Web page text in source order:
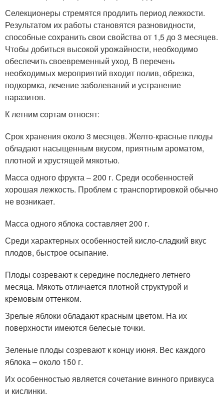
Селекционеры стремятся продлить период лежкости.
Результатом их работы становятся разновидности,
способные сохранить свои свойства от 1,5 до 3 месяцев.
Чтобы добиться высокой урожайности, необходимо
обеспечить своевременный уход. В перечень
необходимых мероприятий входит полив, обрезка,
подкормка, лечение заболеваний и устранение
паразитов.
К летним сортам относят:
Срок хранения около 3 месяцев. Желто-красные плоды
обладают насыщенным вкусом, приятным ароматом,
плотной и хрустящей мякотью.
Масса одного фрукта – 200 г. Среди особенностей
хорошая лежкость. Проблем с транспортировкой обычно
не возникает.
Масса одного яблока составляет 200 г.
Среди характерных особенностей кисло-сладкий вкус
плодов, быстрое осыпание.
Плоды созревают к середине последнего летнего
месяца. Мякоть отличается плотной структурой и
кремовым оттенком.
Зрелые яблоки обладают красным цветом. На их
поверхности имеются белесые точки.
Зеленые плоды созревают к концу июня. Вес каждого
яблока – около 150 г.
Их особенностью является сочетание винного привкуса
и кислинки.